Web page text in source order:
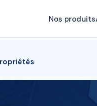
Nos produits